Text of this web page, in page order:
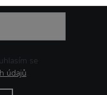
se
údajů.